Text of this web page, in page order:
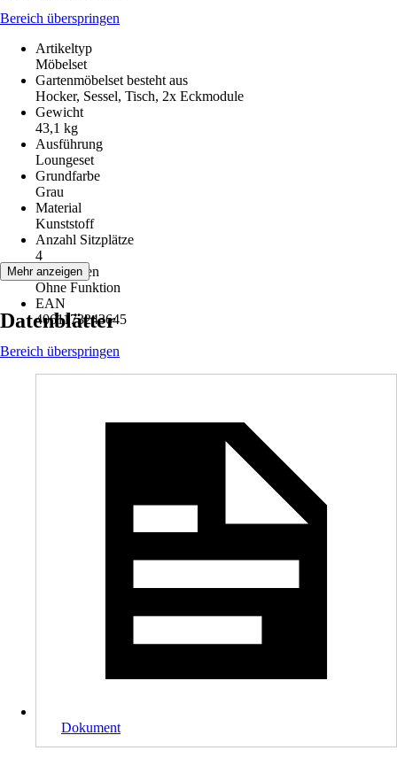
Bereich überspringen
Artikeltyp
Möbelset
Gartenmöbelset besteht aus
Hocker, Sessel, Tisch, 2x Eckmodule
Gewicht
43,1 kg
Ausführung
Loungeset
Grundfarbe
Grau
Material
Kunststoff
Anzahl Sitzplätze
4
Funktionen
Ohne Funktion
EAN
4061173243645
Mehr anzeigen
Datenblätter
Bereich überspringen
Dokument